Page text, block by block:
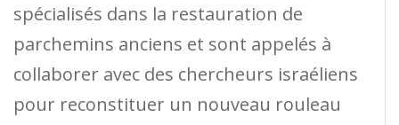
spécialisés dans la restauration de
parchemins anciens et sont appelés à
collaborer avec des chercheurs israéliens
pour reconstituer un nouveau rouleau